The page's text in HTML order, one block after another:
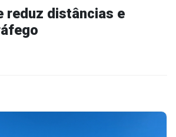
reduz distâncias e